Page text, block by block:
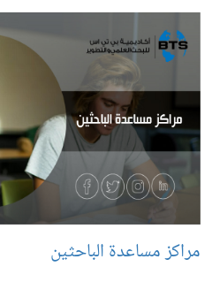
مراكز مساعدة الباحثين